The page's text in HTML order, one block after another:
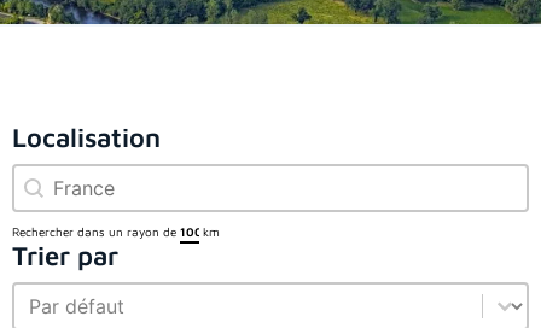
Localisation
Localisation
Localisation
Rechercher dans un rayon de km
Trier par
Trier par
Trier par